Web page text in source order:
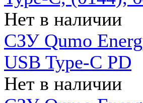
Нет в наличии
СЗУ Qumo
USB Type-C PD
Нет в наличии